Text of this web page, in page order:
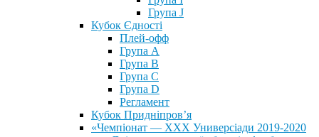
Група J
Кубок Єдності
Плей-офф
Група А
Група В
Група С
Група D
Регламент
Кубок Придніпров’я
«Чемпіонат — ХХХ Универсіади 2019-2020